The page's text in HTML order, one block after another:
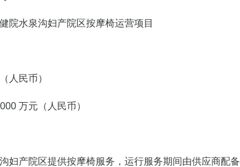
院水泉沟妇产院区按摩椅运营项目
人民币）
万元（人民币）
妇产院区提供按摩椅服务，运行服务期间由供应商配